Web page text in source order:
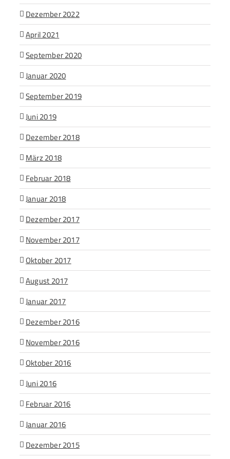
Dezember 2022
April 2021
September 2020
Januar 2020
September 2019
Juni 2019
Dezember 2018
März 2018
Februar 2018
Januar 2018
Dezember 2017
November 2017
Oktober 2017
August 2017
Januar 2017
Dezember 2016
November 2016
Oktober 2016
Juni 2016
Februar 2016
Januar 2016
Dezember 2015